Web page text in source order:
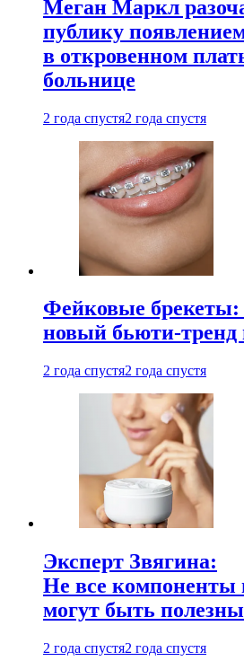
Меган Маркл
публику
в откровенном
больнице
2 года спустя2 года спустя
Фейковые брекеты:
новый бьюти-тренд
2 года спустя2 года спустя
Эксперт Звягина:
Не все компоненты
могут быть
2 года спустя2 года спустя